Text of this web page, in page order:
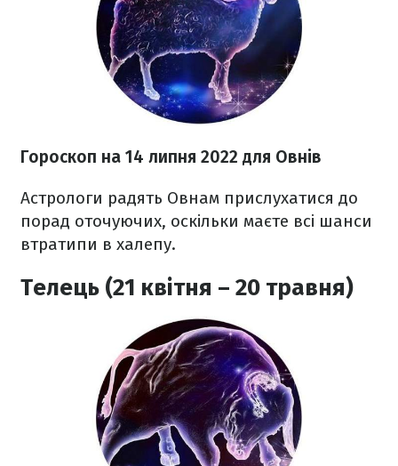
Гороскоп на 14 липня 2022 для Овнів
Астрологи радять Овнам прислухатися до
порад оточуючих, оскільки маєте всі шанси
втратипи в халепу.
Телець (21 квітня – 20 травня)